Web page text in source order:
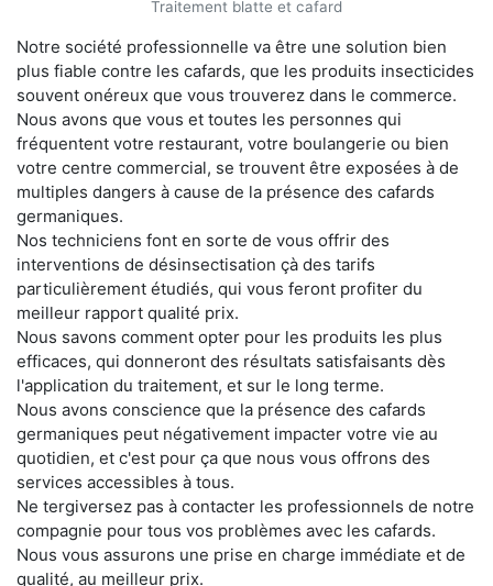
Traitement blatte et cafard
Notre société professionnelle va être une solution bien
plus fiable contre les cafards, que les produits insecticides
souvent onéreux que vous trouverez dans le commerce.
Nous avons que vous et toutes les personnes qui
fréquentent votre restaurant, votre boulangerie ou bien
votre centre commercial, se trouvent être exposées à de
multiples dangers à cause de la présence des cafards
germaniques.
Nos techniciens font en sorte de vous offrir des
interventions de désinsectisation çà des tarifs
particulièrement étudiés, qui vous feront profiter du
meilleur rapport qualité prix.
Nous savons comment opter pour les produits les plus
efficaces, qui donneront des résultats satisfaisants dès
l'application du traitement, et sur le long terme.
Nous avons conscience que la présence des cafards
germaniques peut négativement impacter votre vie au
quotidien, et c'est pour ça que nous vous offrons des
services accessibles à tous.
Ne tergiversez pas à contacter les professionnels de notre
compagnie pour tous vos problèmes avec les cafards.
Nous vous assurons une prise en charge immédiate et de
qualité, au meilleur prix.